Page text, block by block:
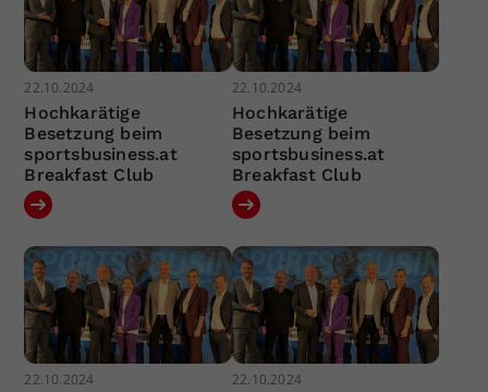
22.10.2024
Hochkarätige
Besetzung beim
sportsbusiness.at
Breakfast Club
22.10.2024
Hochkarätige
Besetzung beim
sportsbusiness.at
Breakfast Club
22.10.2024 22.10.2024